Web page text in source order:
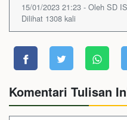
15/01/2023 21:23 - Oleh SD
Dilihat 1308 kali
Komentari Tulisan